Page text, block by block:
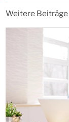
Weitere Beiträge